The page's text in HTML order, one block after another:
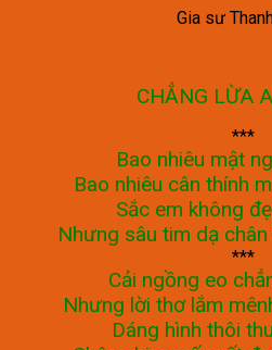
Gia sư
CHẲNG LỪA
***
Bao nhiêu mật
Bao nhiêu cân thính
Sắc em không
Nhưng sâu tim dạ
***
Cải ngồng eo
Nhưng lời thơ lắm
Dáng hình thôi